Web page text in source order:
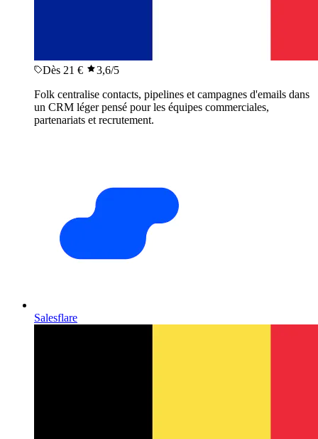
Dès 21 € 3,6/5
Folk centralise contacts, pipelines et campagnes d'emails dans
un CRM léger pensé pour les équipes commerciales,
partenariats et recrutement.
Salesflare